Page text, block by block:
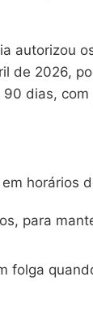
autorizou
de 2026,
dias,
horários
para
folga